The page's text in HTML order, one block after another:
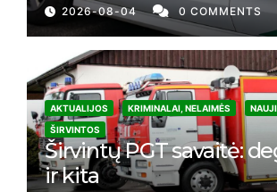
2026-08-04 0 COMMENTS
AKTUALIJOS KRIMINALAI, NELAIMĖS
ŠIRVINTOS
Širvintų PGT savaitė:
ir kita